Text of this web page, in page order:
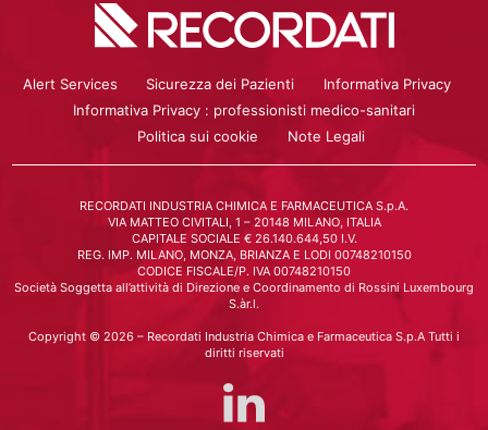
Alert Services Sicurezza dei Pazienti
Informativa Privacy
Informativa Privacy : professionisti medico-sanitari
Politica sui cookie
Note Legali
RECORDATI INDUSTRIA CHIMICA E FARMACEUTICA S.p.A.
VIA MATTEO CIVITALI, 1 – 20148 MILANO, ITALIA
CAPITALE SOCIALE € 26.140.644,50 I.V.
REG. IMP. MILANO, MONZA, BRIANZA E LODI 00748210150
CODICE FISCALE/P. IVA 00748210150
Società Soggetta all’attività di Direzione e Coordinamento di Rossini Luxembourg
S.àr.l.
Copyright © 2026 – Recordati Industria Chimica e Farmaceutica S.p.A Tutti i
diritti riservati